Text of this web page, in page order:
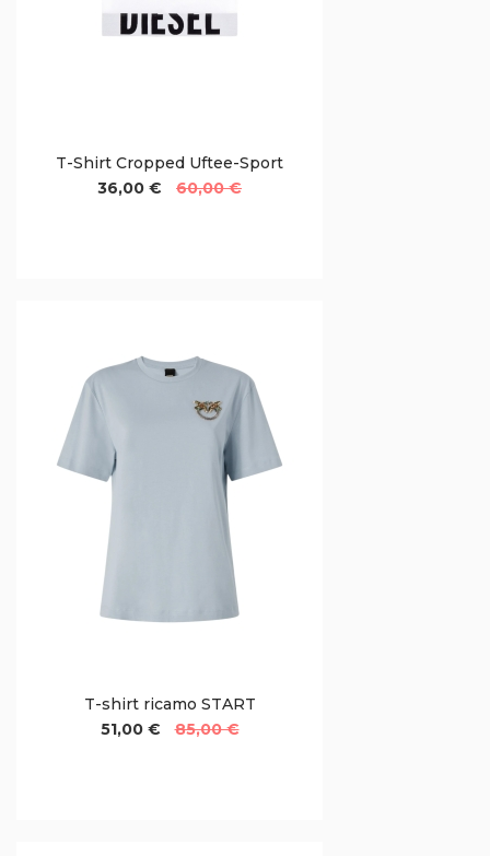
T-Shirt Cropped Uftee-Sport
36,00 €
60,00 €
T-shirt ricamo START
51,00 €
85,00 €